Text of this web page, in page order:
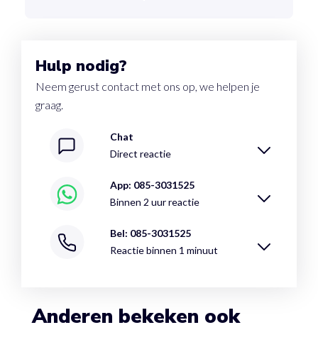
Hulp nodig?
Neem gerust contact met ons op, we helpen je
graag.
Chat
Direct reactie
App: 085-3031525
Binnen 2 uur reactie
Bel: 085-3031525
Reactie binnen 1 minuut
Anderen bekeken ook